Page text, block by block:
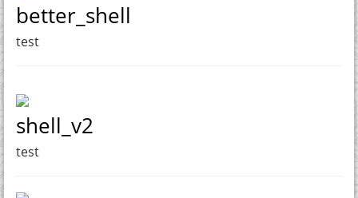
better_shell
test
shell_v2
test